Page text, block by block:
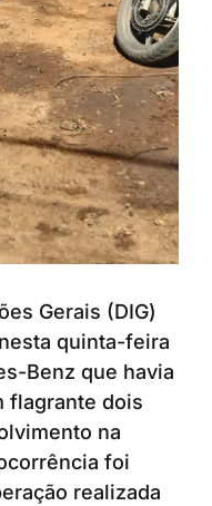
Gerais (DIG)
quinta-feira
Benz que havia
flagrante dois
na
foi
realizada